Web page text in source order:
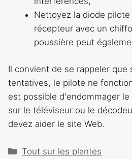
Nettoyez la diode
récepteur avec un
poussière peut
Il convient de se rappeler que
tentatives, le pilote ne
est possible d'endommager
sur le téléviseur ou le
devez aider le site Web.
Catégories
Tout sur les plantes